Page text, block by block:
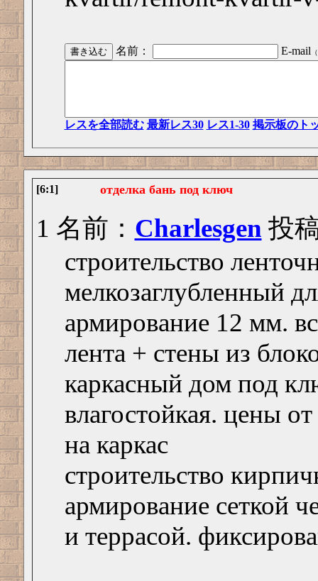
名前： E-mail
レスを全部読む 最新レス30 レス1-30 掲示板のト
[6:1] отделка бань под ключ
1 名前： Charlesgen 投
строительство
мелкозаглубленный
армирование 12 мм.
лента + стены из
каркасный дом под
влагостойкая. цены
на каркас
строительство
армирование сеткой
и террасой.